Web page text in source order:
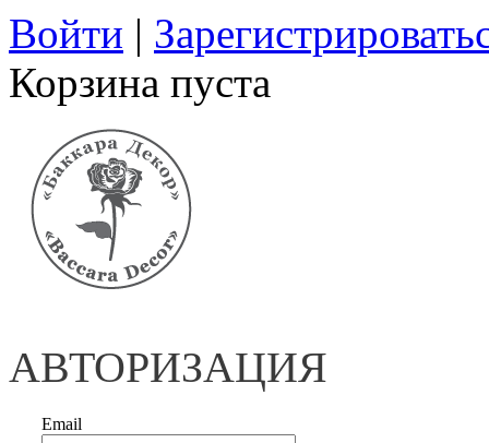
Войти |
Корзина пуста
АВТОРИЗАЦИЯ
Email